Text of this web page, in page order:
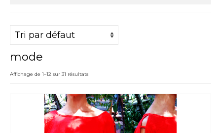
L’atelier
Points de vente
mode
Affichage de 1–12 sur 31 résultats